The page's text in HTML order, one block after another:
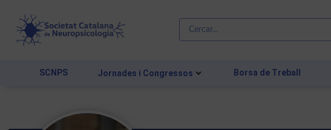
SCNPS Jornades i Congressos Borsa de Treball